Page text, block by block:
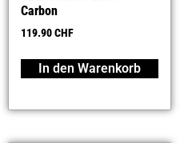
Carbon
119.90CHF
In den Warenkorb